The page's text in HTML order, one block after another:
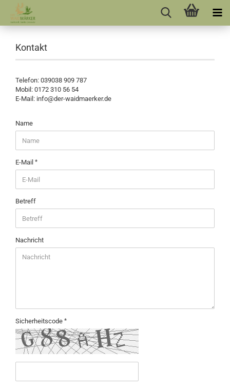
Kontakt
Telefon: 039038 909 787
Mobil: 0172 310 56 54
E-Mail: info@der-waidmaerker.de
Name
E-Mail
Betreff
Nachricht
Sicherheitscode